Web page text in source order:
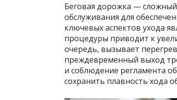
Беговая дорожка — сложный
обслуживания для
ключевых аспектов ухода
процедуры приводит к
очередь, вызывает
преждевременный выход
и соблюдение регламента
сохранить плавность хода